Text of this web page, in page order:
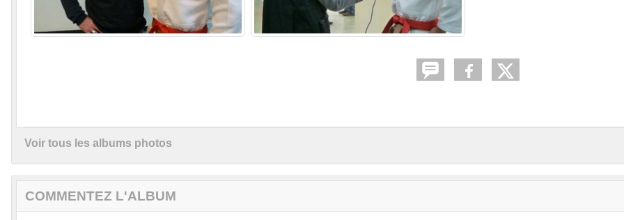
Voir tous les albums photos
COMMENTEZ L'ALBUM